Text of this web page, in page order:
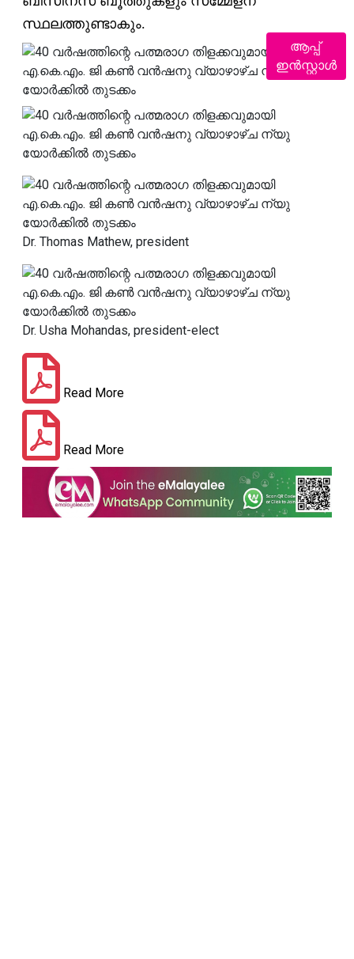
സ്ഥലത്തുണ്ടാകും.
Dr. Thomas Mathew, president
Dr. Usha Mohandas, president-elect
Read More
Read More
ആപ്പ്
ഇൻസ്റ്റാൾ